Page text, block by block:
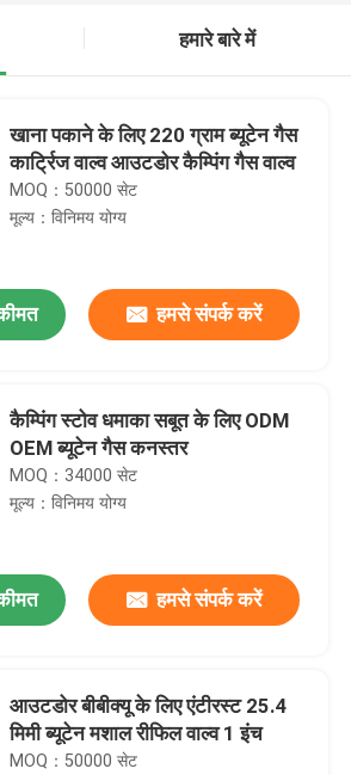
हमारे बारे में
खाना पकाने के लिए 220 ग्राम ब्यूटेन गैस
कार्ट्रिज वाल्व आउटडोर कैम्पिंग गैस वाल्व
MOQ：50000 सेट
मूल्य：विनिमय योग्य
हमसे संपर्क करें
कैम्पिंग स्टोव धमाका सबूत के लिए ODM
OEM ब्यूटेन गैस कनस्तर
MOQ：34000 सेट
मूल्य：विनिमय योग्य
हमसे संपर्क करें
आउटडोर बीबीक्यू के लिए एंटीरस्ट 25.4
मिमी ब्यूटेन मशाल रीफिल वाल्व 1 इंच
MOQ：50000 सेट